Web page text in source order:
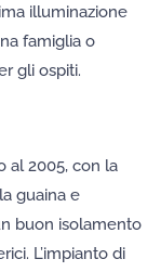
illuminazione
famiglia o
gli ospiti.
al 2005, con la
guaina e
buon isolamento
L’impianto di